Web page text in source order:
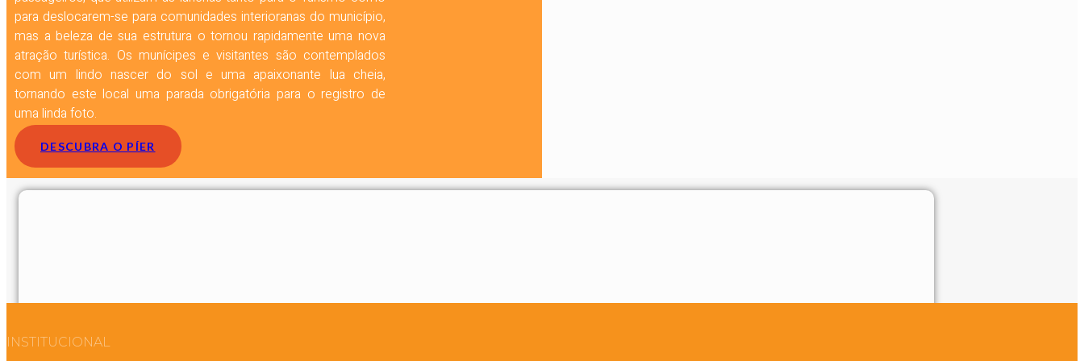
para deslocarem-se para comunidades interioranas do município,
mas a beleza de sua estrutura o tornou rapidamente uma nova
atração turística. Os munícipes e visitantes são contemplados
com um lindo nascer do sol e uma apaixonante lua cheia,
tornando este local uma parada obrigatória para o registro de
uma linda foto.
DESCUBRA O PÍER
INSTITUCIONAL